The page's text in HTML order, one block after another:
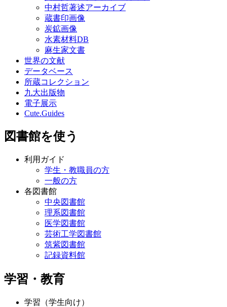
中村哲著述アーカイブ
蔵書印画像
炭鉱画像
水素材料DB
麻生家文書
世界の文献
データベース
所蔵コレクション
九大出版物
電子展示
Cute.Guides
図書館を使う
利用ガイド
学生・教職員の方
一般の方
各図書館
中央図書館
理系図書館
医学図書館
芸術工学図書館
筑紫図書館
記録資料館
学習・教育
学習（学生向け）